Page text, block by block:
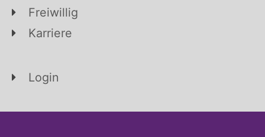
Freiwillig
Karriere
Login